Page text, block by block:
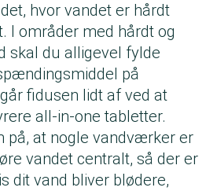
hvor vandet er hårdt
I områder med hårdt og
skal du alligevel fylde
på
fidusen lidt af ved at
all-in-one tabletter.
at nogle vandværker er
vandet centralt, så der er
dit vand bliver blødere,